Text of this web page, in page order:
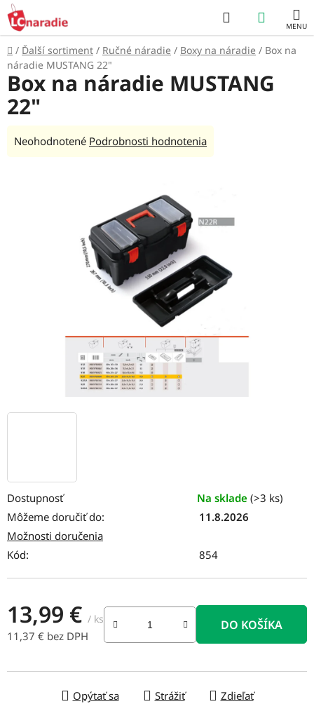
Prejsť
na
obsah
Hľadať
KOŠÍK
Domov
/ Ďalší sortiment / Ručné náradie / Boxy na náradie / Box na
náradie MUSTANG 22"
Dostupnosť Na sklade (>3 ks)
Môžeme doručiť do:
11.8.2026
Možnosti doručenia
Kód:
854
13,99 € / ks
11,37 € bez DPH
DO KOŠÍKA
Opýtať sa Strážiť Zdieľať
Box na náradie MUSTANG
22"
Priemerné
Neohodnotené Podrobnosti hodnotenia